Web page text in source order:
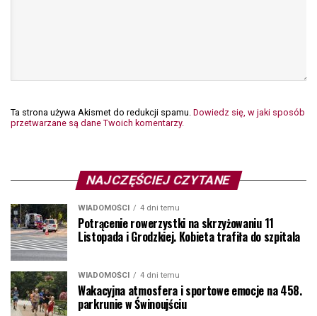
Ta strona używa Akismet do redukcji spamu. Dowiedz się, w jaki sposób
przetwarzane są dane Twoich komentarzy.
NAJCZĘŚCIEJ CZYTANE
WIADOMOŚCI 4 dni temu
Potrącenie rowerzystki na skrzyżowaniu 11
Listopada i Grodzkiej. Kobieta trafiła do szpitala
WIADOMOŚCI 4 dni temu
Wakacyjna atmosfera i sportowe emocje na 458.
parkrunie w Świnoujściu